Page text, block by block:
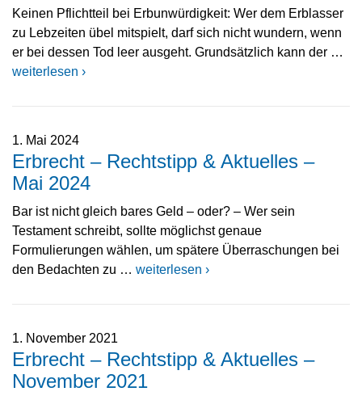
Keinen Pflichtteil bei Erbunwürdigkeit: Wer dem Erblasser
zu Lebzeiten übel mitspielt, darf sich nicht wundern, wenn
er bei dessen Tod leer ausgeht. Grundsätzlich kann der …
weiterlesen ›
1. Mai 2024
Erbrecht – Rechtstipp & Aktuelles –
Mai 2024
Bar ist nicht gleich bares Geld – oder? – Wer sein
Testament schreibt, sollte möglichst genaue
Formulierungen wählen, um spätere Überraschungen bei
den Bedachten zu … weiterlesen ›
1. November 2021
Erbrecht – Rechtstipp & Aktuelles –
November 2021